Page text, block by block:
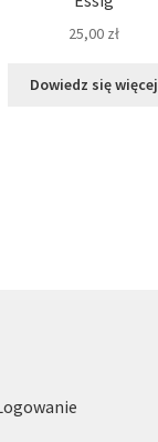
25,00 zł
Dowiedz się więcej